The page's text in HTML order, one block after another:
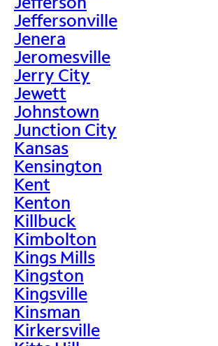
Jeffersonville
Jenera
Jeromesville
Jerry City
Jewett
Johnstown
Junction City
Kansas
Kensington
Kent
Kenton
Killbuck
Kimbolton
Kings Mills
Kingston
Kingsville
Kinsman
Kirkersville